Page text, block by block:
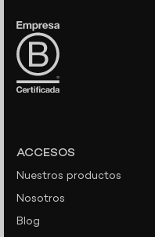
ACCESOS
Nuestros productos
Nosotros
Blog